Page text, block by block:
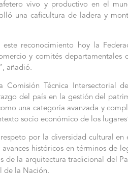
vivo y productivo en el
una caficultura de ladera y
reconocimiento hoy la
y comités
añadió.
Técnica Intersectorial
del país en la gestión del
una categoría avanzada y
socio económico de los
por la diversidad cultural
históricos en términos de
de la arquitectura tradicional del
de la Nación.